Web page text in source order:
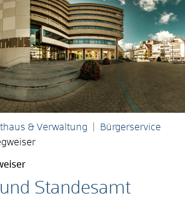
& Verwaltung
Bürgerservice
Standesamt